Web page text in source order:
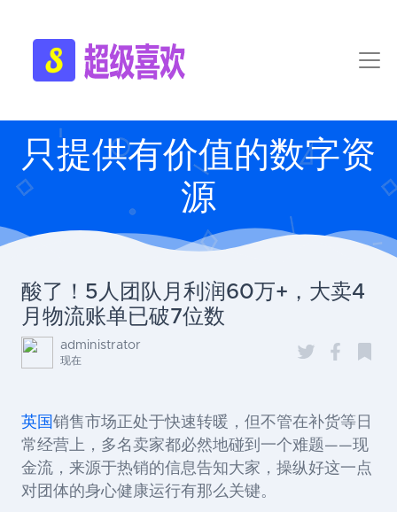
只提供有价值的数字资
源
酸了！5人团队月利润60万+，大卖4
月物流账单已破7位数
administrator
现在
英国销售市场正处于快速转暖，但不管在补货等日
常经营上，多名卖家都必然地碰到一个难题——现
金流，来源于热销的信息告知大家，操纵好这一点
对团体的身心健康运行有那么关键。